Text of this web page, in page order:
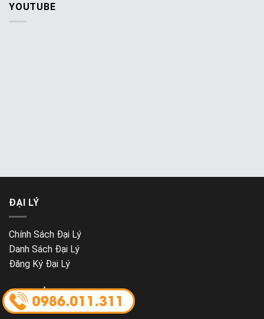
YOUTUBE
ĐẠI LÝ
Chính Sách Đại Lý
Danh Sách Đại Lý
Đăng Ký Đại Lý
ĐỊA CHỈ